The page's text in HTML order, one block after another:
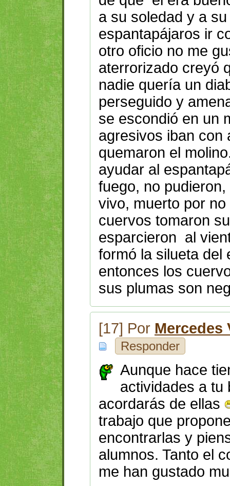
a su soledad y a
espantapájaros ir
otro oficio no me
aterrorizado creyó
nadie quería un
perseguido y
se escondió en un
agresivos iban con
quemaron el
ayudar al
fuego, no
vivo, muerto por
cuervos tomaron
esparcieron al
formó la silueta del
entonces los
sus plumas son
[17] Por Mercedes
Responder
Aunque hace
actividades a tu
acordarás de ellas
trabajo que
encontrarlas y
alumnos. Tanto el
me han gustado